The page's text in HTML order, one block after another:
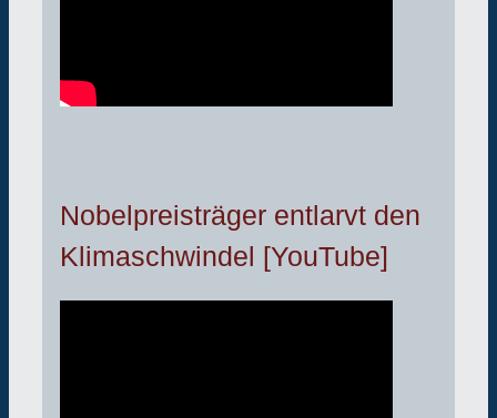
Nobelpreisträger entlarvt den
Klimaschwindel [YouTube]